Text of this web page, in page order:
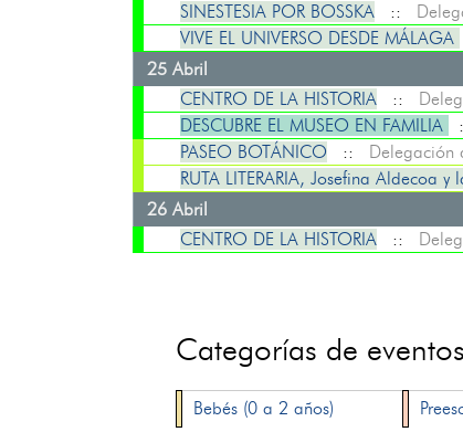
SINESTESIA POR BOSSKA::
VIVE EL UNIVERSO DESDE MÁLAGA
25 Abril
CENTRO DE LA HISTORIA::
DESCUBRE EL MUSEO EN FAMILIA
PASEO BOTÁNICO :: Delegación
RUTA LITERARIA, Josefina Aldecoa
26 Abril
CENTRO DE LA HISTORIA::
Categorías de
Bebés (0 a 2 años)